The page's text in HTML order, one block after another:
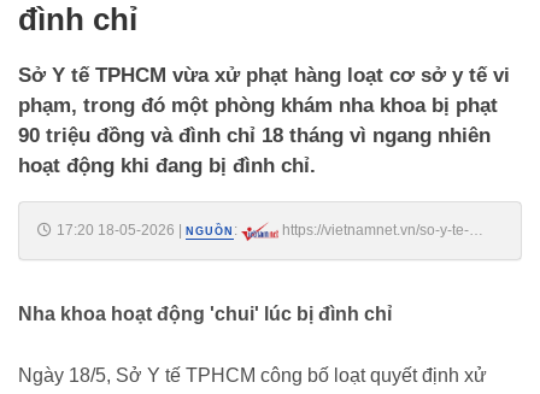
đình chỉ
Sở Y tế TPHCM vừa xử phạt hàng loạt cơ sở y tế vi
phạm, trong đó một phòng khám nha khoa bị phạt
90 triệu đồng và đình chỉ 18 tháng vì ngang nhiên
hoạt động khi đang bị đình chỉ.
17:20 18-05-2026 NGUỒN :
https://vietnamnet.vn/so-y-te-
Nha khoa hoạt động 'chui' lúc bị đình chỉ
Ngày 18/5, Sở Y tế TPHCM công bố loạt quyết định xử